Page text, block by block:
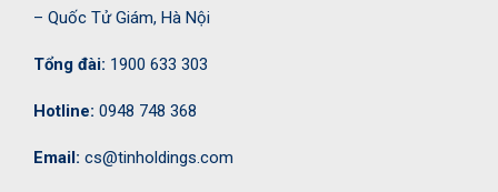
– Quốc Tử Giám, Hà Nội
Tổng đài: 1900 633 303
Hotline: 0948 748 368
Email: cs@tinholdings.com